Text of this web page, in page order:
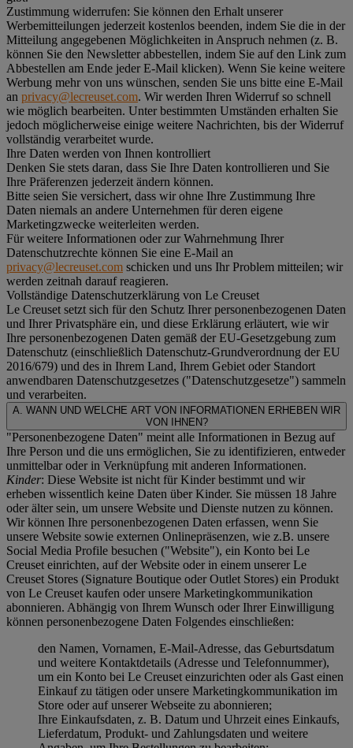
Zustimmung widerrufen: Sie können den Erhalt unserer
Werbemitteilungen jederzeit kostenlos beenden, indem Sie die in der
Mitteilung angegebenen Möglichkeiten in Anspruch nehmen (z. B.
können Sie den Newsletter abbestellen, indem Sie auf den Link zum
Abbestellen am Ende jeder E-Mail klicken). Wenn Sie keine weitere
Werbung mehr von uns wünschen, senden Sie uns bitte eine E-Mail
an privacy@lecreuset.com. Wir werden Ihren Widerruf so schnell
wie möglich bearbeiten. Unter bestimmten Umständen erhalten Sie
jedoch möglicherweise einige weitere Nachrichten, bis der Widerruf
vollständig verarbeitet wurde.
Ihre Daten werden von Ihnen kontrolliert
Denken Sie stets daran, dass Sie Ihre Daten kontrollieren und Sie
Ihre Präferenzen jederzeit ändern können.
Bitte seien Sie versichert, dass wir ohne Ihre Zustimmung Ihre
Daten niemals an andere Unternehmen für deren eigene
Marketingzwecke weiterleiten werden.
Für weitere Informationen oder zur Wahrnehmung Ihrer
Datenschutzrechte können Sie eine E-Mail an
privacy@lecreuset.com schicken und uns Ihr Problem mitteilen; wir
werden zeitnah darauf reagieren.
Vollständige Datenschutzerklärung von Le Creuset
Le Creuset setzt sich für den Schutz Ihrer personenbezogenen Daten
und Ihrer Privatsphäre ein, und diese Erklärung erläutert, wie wir
Ihre personenbezogenen Daten gemäß der EU-Gesetzgebung zum
Datenschutz (einschließlich Datenschutz-Grundverordnung der EU
2016/679) und des in Ihrem Land, Ihrem Gebiet oder Standort
anwendbaren Datenschutzgesetzes ("Datenschutzgesetze") sammeln
und verarbeiten.
A. WANN UND WELCHE ART VON INFORMATIONEN ERHEBEN WIR
VON IHNEN?
"Personenbezogene Daten" meint alle Informationen in Bezug auf
Ihre Person und die uns ermöglichen, Sie zu identifizieren, entweder
unmittelbar oder in Verknüpfung mit anderen Informationen.
Kinder: Diese Website ist nicht für Kinder bestimmt und wir
erheben wissentlich keine Daten über Kinder. Sie müssen 18 Jahre
oder älter sein, um unsere Website und Dienste nutzen zu können.
Wir können Ihre personenbezogenen Daten erfassen, wenn Sie
unsere Website sowie externen Onlinepräsenzen, wie z.B. unsere
Social Media Profile besuchen ("Website"), ein Konto bei Le
Creuset einrichten, auf der Website oder in einem unserer Le
Creuset Stores (Signature Boutique oder Outlet Stores) ein Produkt
von Le Creuset kaufen oder unsere Marketingkommunikation
abonnieren. Abhängig von Ihrem Wunsch oder Ihrer Einwilligung
können personenbezogene Daten Folgendes einschließen:
den Namen, Vornamen, E-Mail-Adresse, das Geburtsdatum
und weitere Kontaktdetails (Adresse und Telefonnummer),
um ein Konto bei Le Creuset einzurichten oder als Gast einen
Einkauf zu tätigen oder unsere Marketingkommunikation im
Store oder auf unserer Webseite zu abonnieren;
Ihre Einkaufsdaten, z. B. Datum und Uhrzeit eines Einkaufs,
Lieferdatum, Produkt- und Zahlungsdaten und weitere